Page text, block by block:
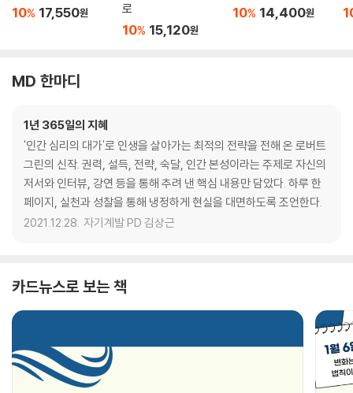
10% 17,550원
로
10% 15,120원
10% 14,400원
MD 한마디
1년 365일의 지혜
'인간 심리의 대가'로 인생을 살아가는 최적의 전략을 전해 온 로버트
그린의 신작. 권력, 설득, 전략, 숙달, 인간 본성이라는 주제로 자신의
저서와 인터뷰, 강연 등을 통해 추려 낸 핵심 내용만 담았다. 하루 한
페이지, 실천과 성찰을 통해 냉정하게 현실을 대면하도록 조언한다.
2021.12.28. 자기계발 PD 김상근
카드뉴스로 보는 책